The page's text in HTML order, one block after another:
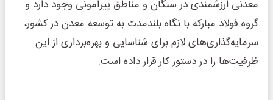
معدنی ارزشمندی در سنگان و مناطق پیرامونی وجود دارد و
گروه فولاد مبارکه با نگاه بلندمدت به توسعه معدن در کشور،
سرمایه‌گذاری‌های لازم برای شناسایی و بهره‌برداری از این
ظرفیت‌ها را در دستور کار قرار داده است.